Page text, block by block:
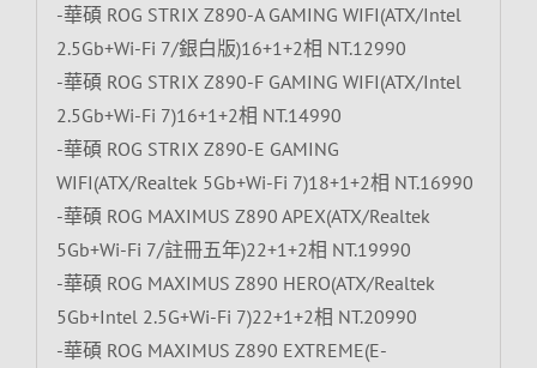
-華碩 ROG STRIX Z890-A GAMING WIFI(ATX/Intel
2.5Gb+Wi-Fi 7/銀白版)16+1+2相 NT.12990
-華碩 ROG STRIX Z890-F GAMING WIFI(ATX/Intel
2.5Gb+Wi-Fi 7)16+1+2相 NT.14990
-華碩 ROG STRIX Z890-E GAMING
WIFI(ATX/Realtek 5Gb+Wi-Fi 7)18+1+2相 NT.16990
-華碩 ROG MAXIMUS Z890 APEX(ATX/Realtek
5Gb+Wi-Fi 7/註冊五年)22+1+2相 NT.19990
-華碩 ROG MAXIMUS Z890 HERO(ATX/Realtek
5Gb+Intel 2.5G+Wi-Fi 7)22+1+2相 NT.20990
-華碩 ROG MAXIMUS Z890 EXTREME(E-